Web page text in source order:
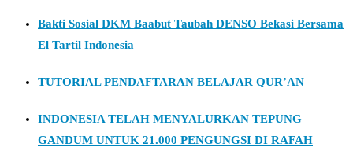
Bakti Sosial DKM Baabut Taubah DENSO Bekasi Bersama
El Tartil Indonesia
TUTORIAL PENDAFTARAN BELAJAR QUR’AN
INDONESIA TELAH MENYALURKAN TEPUNG
GANDUM UNTUK 21.000 PENGUNGSI DI RAFAH